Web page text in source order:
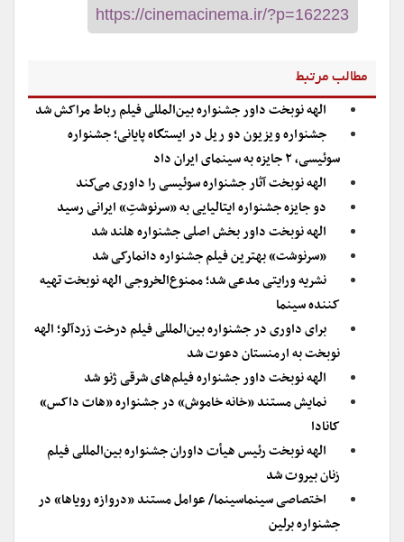
مطالب مرتبط
الهه نوبخت داور جشنواره بین‌المللی فیلم رباط مراکش شد
جشنواره ویزیون دو ریل در ایستگاه پایانی؛ جشنواره
سوئیسی، ۲ جایزه به سینمای ایران داد
الهه نوبخت آثار جشنواره سوئیسی را داوری می‌کند
دو جایزه جشنواره ایتالیایی به «سرنوشتِ» ایرانی رسید
الهه نوبخت داور بخش اصلی جشنواره هلند شد
«سرنوشت» بهترین فیلم جشنواره دانمارکی شد
نشریه ورایتی مدعی شد؛ ممنوع‌الخروجی الهه نوبخت تهیه
کننده سینما
برای داوری در جشنواره بین‌المللی فیلم درخت زردآلو؛ الهه
نوبخت به ارمنستان دعوت شد
الهه نوبخت داور جشنواره فیلم‌های شرقی ژنو‌ شد
نمایش مستند «خانه خاموش» در جشنواره «هات داکس»
کانادا
الهه نوبخت رئیس هیأت داوران جشنواره بین‌المللی فیلم
زنان بیروت شد
اختصاصی سینماسینما/ عوامل مستند «دروازه رویاها» در
جشنواره برلین